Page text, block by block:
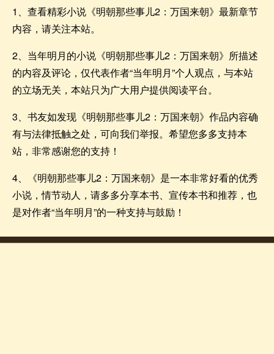
1、查看精彩小说《明朝那些事儿2：万国来朝》最新章节
内容，请关注本站。
2、当年明月的小说《明朝那些事儿2：万国来朝》所描述
的内容及评论，仅代表作者“当年明月”个人观点，与本站
的立场无关，本站只为广大用户提供阅读平台。
3、书友如发现《明朝那些事儿2：万国来朝》作品内容确
有与法律抵触之处，可向我们举报。希望您多多支持本
站，非常感谢您的支持！
4、《明朝那些事儿2：万国来朝》是一本非常好看的优秀
小说，情节动人，请多多分享本书、宣传本书和推荐，也
是对作者“当年明月”的一种支持与鼓励！